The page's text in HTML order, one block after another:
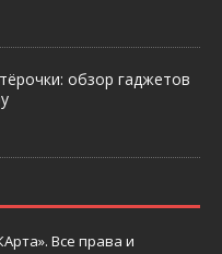
обзор гаджетов
Все права и